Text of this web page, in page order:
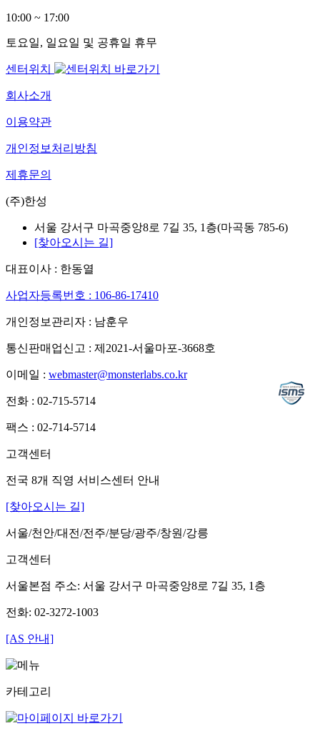
10:00 ~ 17:00
토요일, 일요일 및 공휴일 휴무
센터위치
회사소개
이용약관
개인정보처리방침
제휴문의
(주)한성
서울 강서구 마곡중앙8로 7길 35, 1층(마곡동 785-6)
[찾아오시는 길]
대표이사 : 한동열
사업자등록번호 : 106-86-17410
개인정보관리자 : 남훈우
통신판매업신고 : 제2021-서울마포-3668호
이메일 : webmaster@monsterlabs.co.kr
전화 : 02-715-5714
팩스 : 02-714-5714
고객센터
전국 8개 직영 서비스센터 안내
[찾아오시는 길]
서울/천안/대전/전주/분당/광주/창원/강릉
고객센터
서울본점 주소: 서울 강서구 마곡중앙8로 7길 35, 1층
전화: 02-3272-1003
[AS 안내]
카테고리